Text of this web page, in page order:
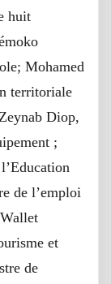
huit
Mohamed
territoriale
Diop,
;
de l’emploi
et
de